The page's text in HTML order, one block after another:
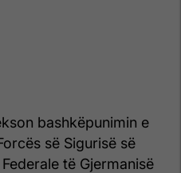
bashkëpunimin e
së Sigurisë së
të Gjermanisë